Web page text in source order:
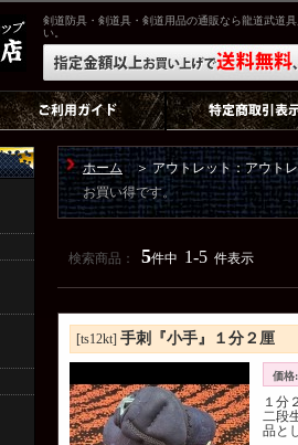
剣道防具・剣道具・剣道用品の通販なら龍道武道
い。
ホーム ＞ アウトレット：アウト
お買い得です。
検索商品： 5件中 1-5 件表示
[ts12kt] 手刺『小手』１分２厘
価格:
１分
二段
品と